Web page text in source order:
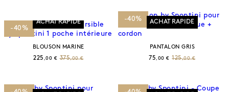
-40%
ACHAT RAPIDE
BLOUSON MARINE
225 ,00 € 375,00 €
-40% ACHAT RAPIDE
PANTALON GRIS
75 ,00 € 125,00 €